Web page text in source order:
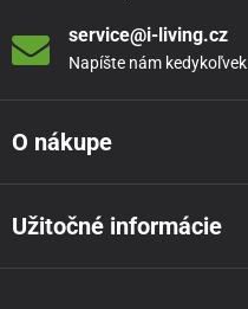
service@i-living.cz
Napíšte nám kedykoľvek
O nákupe
Užitočné informácie